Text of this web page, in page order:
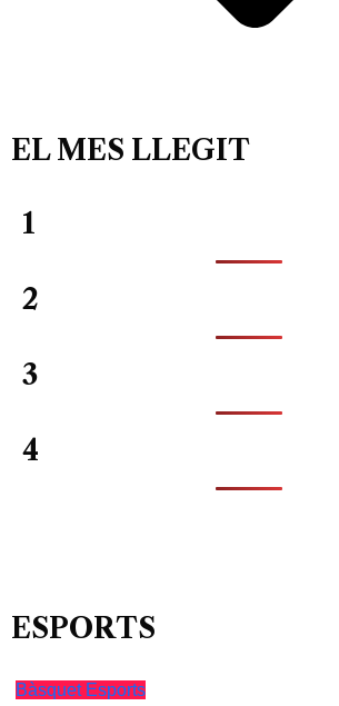
EL MES LLEGIT
1
2
3
4
ESPORTS
Bàsquet Esports